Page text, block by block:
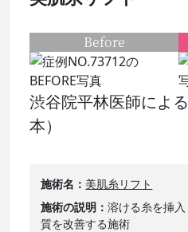
渋谷院平林医師によ
本）
施術名
美肌糸リフト
施術の説明
溶ける糸を挿
質を改善する施術
Before